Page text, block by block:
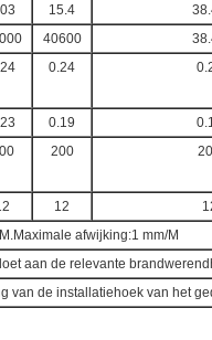
15.4
40600
0.24
0.19
200
12
afwijking:1 mm/M
aan de relevante
van de installatiehoek van het